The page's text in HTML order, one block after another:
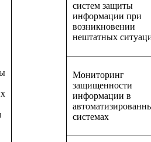
систем защиты
информации при
возникновении
нештатных
Мониторинг
защищенности
информации в
системах